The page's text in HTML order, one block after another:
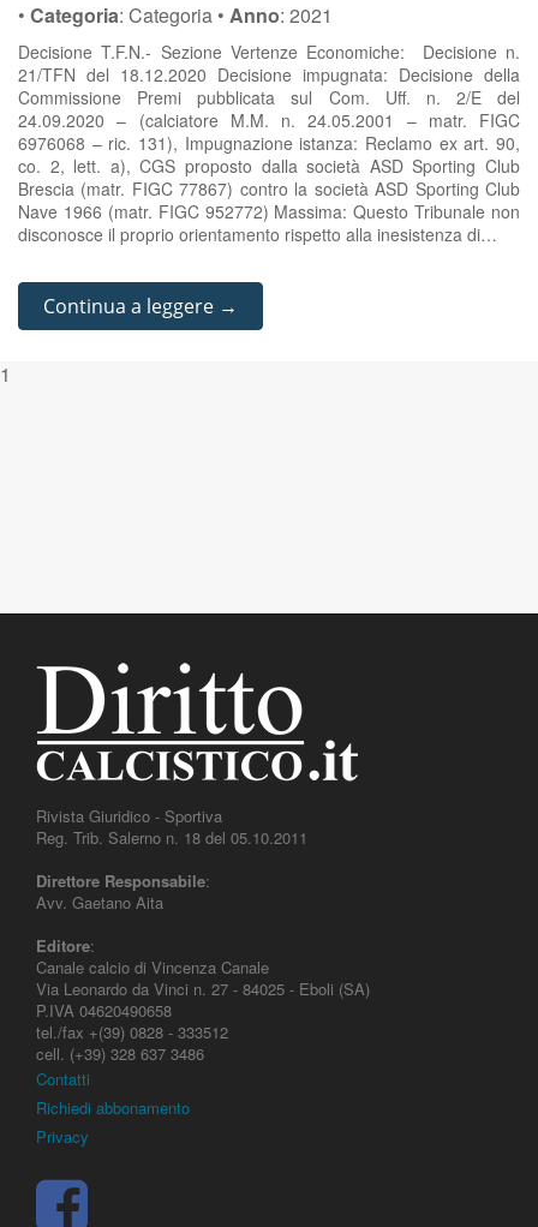
• Categoria: Categoria • Anno: 2021
Decisione T.F.N.- Sezione Vertenze Economiche: Decisione n.
21/TFN del 18.12.2020 Decisione impugnata: Decisione della
Commissione Premi pubblicata sul Com. Uff. n. 2/E del
24.09.2020 – (calciatore M.M. n. 24.05.2001 – matr. FIGC
6976068 – ric. 131), Impugnazione istanza: Reclamo ex art. 90,
co. 2, lett. a), CGS proposto dalla società ASD Sporting Club
Brescia (matr. FIGC 77867) contro la società ASD Sporting Club
Nave 1966 (matr. FIGC 952772) Massima: Questo Tribunale non
disconosce il proprio orientamento rispetto alla inesistenza di…
Continua a leggere →
1
Rivista Giuridico - Sportiva
Reg. Trib. Salerno n. 18 del 05.10.2011
Direttore Responsabile:
Avv. Gaetano Aita
Editore:
Canale calcio di Vincenza Canale
Via Leonardo da Vinci n. 27 - 84025 - Eboli (SA)
P.IVA 04620490658
tel./fax +(39) 0828 - 333512
cell. (+39) 328 637 3486
Contatti
Richiedi abbonamento
Privacy